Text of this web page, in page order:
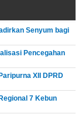
Senyum bagi
Pencegahan
XII DPRD
7 Kebun